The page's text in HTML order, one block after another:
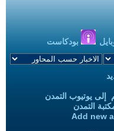
بودكاست
إلى يوتيوب التمدن
التمدن
Add new